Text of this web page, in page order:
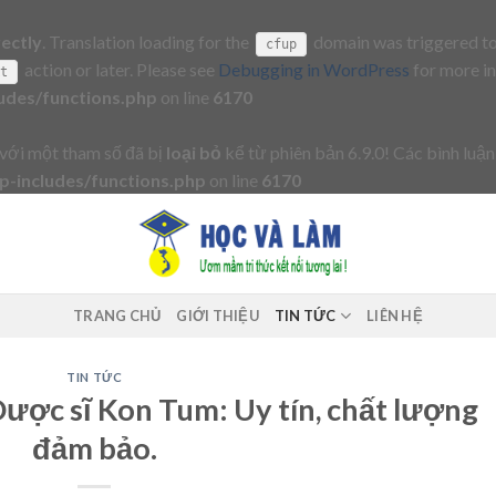
. Translation loading for the cfup
domain was triggered
action or later. Please see Debugging in WordPress for more
functions.php on line 6170
một tham số đã bị loại bỏ kể từ phiên bản 6.9.0! Các bình
includes/functions.php on line 6170
TRANG CHỦ GIỚI THIỆU TIN TỨC LIÊN HỆ
TIN TỨC
sĩ Kon Tum: Uy tín, chất lượng
đảm bảo.